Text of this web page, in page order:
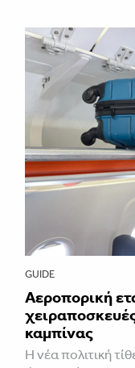
GUIDE
Αεροπορική
καμπίνας
Η νέα πολιτική